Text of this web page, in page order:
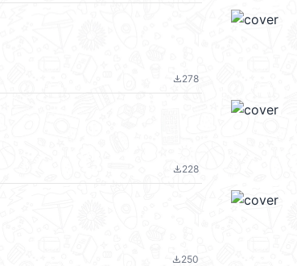
file_download278
file_download228
file_download250